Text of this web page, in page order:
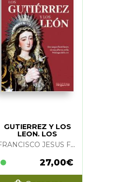
GUTIERREZ Y LOS
LEON. LOS
FRANCISCO JESUS FLORES MATUTE
27,00€